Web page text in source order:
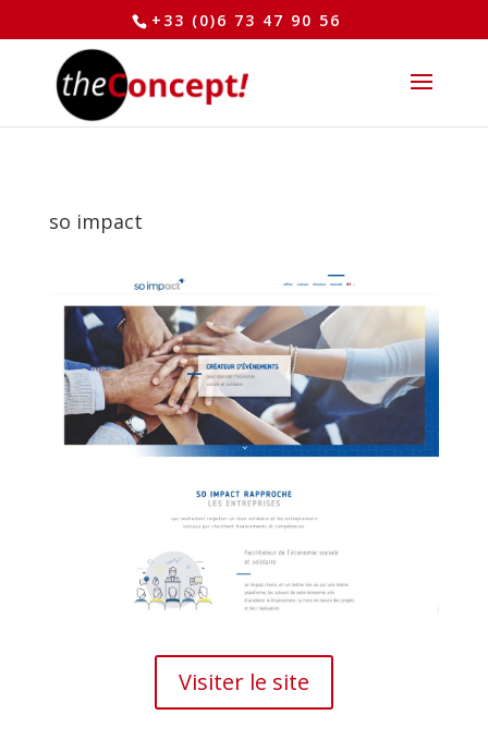
+33 (0)6 73 47 90 56
so impact
Visiter le site